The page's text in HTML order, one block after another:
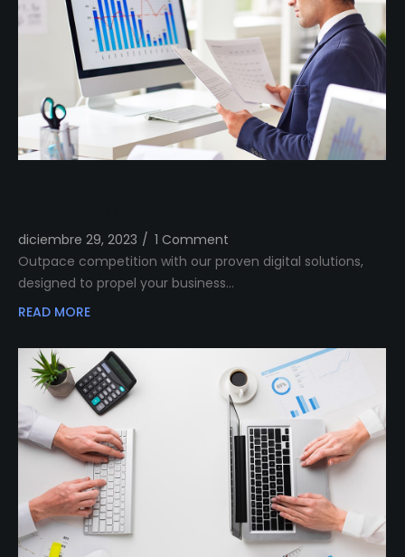
diciembre 29, 2023 / 1 Comment
Outpace competition with our proven digital solutions,
designed to propel your business…
READ MORE